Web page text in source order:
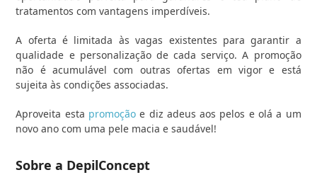
tratamentos com vantagens imperdíveis.
A oferta é limitada às vagas existentes para garantir a
qualidade e personalização de cada serviço. A promoção
não é acumulável com outras ofertas em vigor e está
sujeita às condições associadas.
Aproveita esta promoção e diz adeus aos pelos e olá a um
novo ano com uma pele macia e saudável!
Sobre a DepilConcept